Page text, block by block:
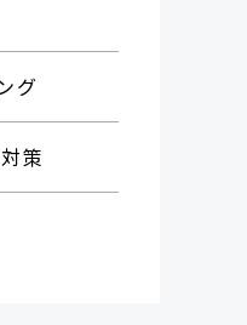
グ
策